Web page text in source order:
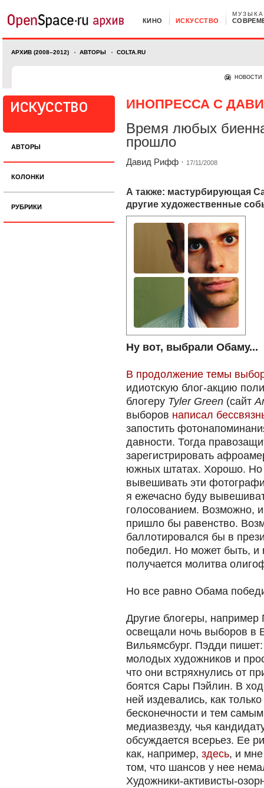
КИНО ИСКУССТВО
МУЗЫКА
АРХИВ (2008–2012) АВТОРЫ COLTA.RU
НОВОСТИ
АВТОРЫ
КОЛОНКИ
РУБРИКИ
ИНОПРЕССА С
Время любых
прошло
Давид Рифф · 17/11/2008
А также: мастурбирующая
другие художественные
Ну вот, выбрали Обаму...
В продолжение темы
идиотскую блог-акцию
блогеру Tyler Green (сайт
выборов написал
запостить
давности. Тогда
зарегистрировать
южных штатах. Хорошо. Но
вывешивать эти
я ежечасно буду
голосованием. Возможно,
пришло бы равенство.
баллотировался бы в
победил. Но может быть, и
получается молитва
Но все равно Обама
Другие блогеры,
освещали ночь выборов в
Вильямсбург. Пэдди
молодых художников и
что они встряхнулись от
боятся Сары Пэйлин. В
ней издевались, как
бесконечности и тем
медиазвезду, чья
обсуждается всерьез. Ее
как, например, здесь, и мне
том, что шансов у нее
Художники-активисты-